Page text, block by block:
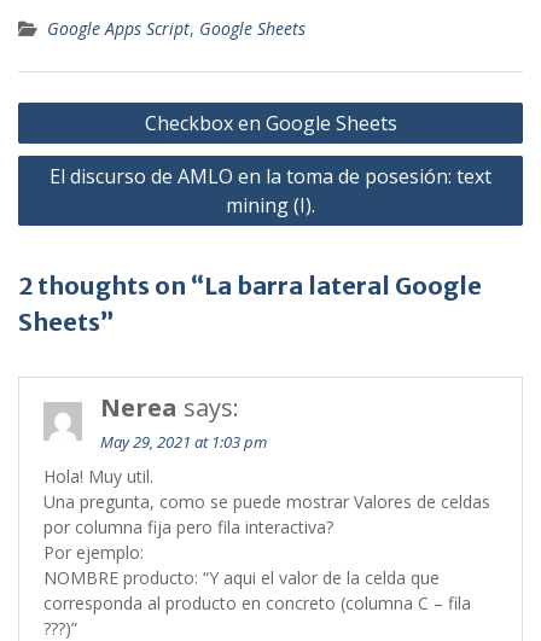
Google Apps Script, Google Sheets
Post
navigation
Checkbox en Google Sheets
El discurso de AMLO en la toma de posesión: text
mining (I).
2 thoughts on “La barra lateral Google
Sheets”
Nerea says:
May 29, 2021 at 1:03 pm
Hola! Muy util.
Una pregunta, como se puede mostrar Valores de celdas
por columna fija pero fila interactiva?
Por ejemplo:
NOMBRE producto: “Y aqui el valor de la celda que
corresponda al producto en concreto (columna C – fila
???)”